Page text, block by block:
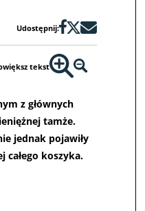
Udostępnij:
tekst
z głównych
tamże.
jednak pojawiły
całego koszyka.